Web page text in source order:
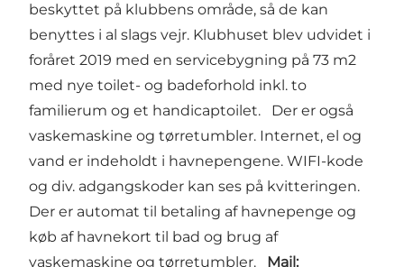
beskyttet på klubbens område, så de kan
benyttes i al slags vejr. Klubhuset blev udvidet i
foråret 2019 med en servicebygning på 73 m2
med nye toilet- og badeforhold inkl. to
familierum og et handicaptoilet. Der er også
vaskemaskine og tørretumbler. Internet, el og
vand er indeholdt i havnepengene. WIFI-kode
og div. adgangskoder kan ses på kvitteringen.
Der er automat til betaling af havnepenge og
køb af havnekort til bad og brug af
vaskemaskine og tørretumbler.
Mail: